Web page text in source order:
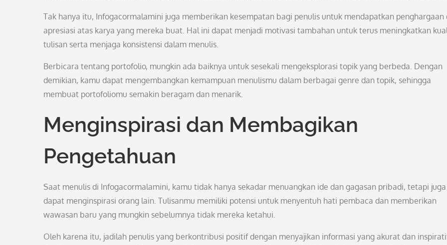
Tak hanya itu, Infogacormalamini juga memberikan kesempatan bagi penulis untuk mendapatkan penghargaan
apresiasi atas karya yang mereka buat. Hal ini dapat menjadi motivasi tambahan untuk terus meningkatkan
tulisan serta menjaga konsistensi dalam menulis.
Berbicara tentang portofolio, mungkin ada baiknya untuk sesekali mengeksplorasi topik yang berbeda. Dengan
demikian, kamu dapat mengembangkan kemampuan menulismu dalam berbagai genre dan topik, sehingga
membuat portofoliomu semakin beragam dan menarik.
Menginspirasi dan Membagikan
Pengetahuan
Saat menulis di Infogacormalamini, kamu tidak hanya sekadar menuangkan ide dan gagasan pribadi, tetapi juga
dapat menginspirasi orang lain. Tulisanmu memiliki potensi untuk menyentuh hati pembaca dan memberikan
wawasan baru yang mungkin sebelumnya tidak mereka ketahui.
Oleh karena itu, jadilah penulis yang berkontribusi positif dengan menyajikan informasi yang akurat dan